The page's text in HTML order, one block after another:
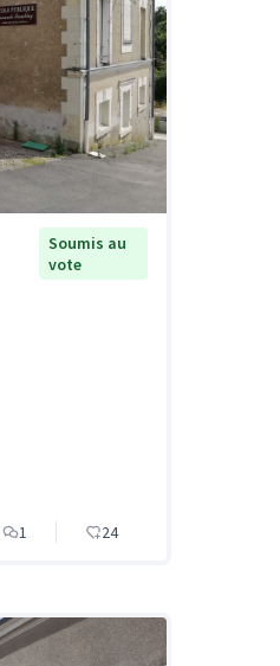
Soumis au
vote
1 24